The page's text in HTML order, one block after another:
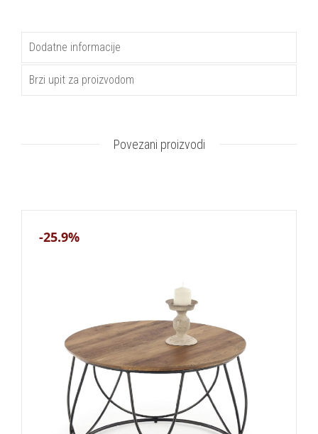
Dodatne informacije
Brzi upit za proizvodom
Povezani proizvodi
-25.9%